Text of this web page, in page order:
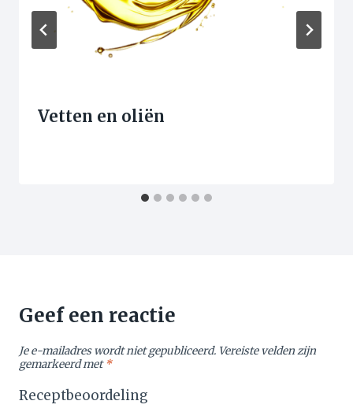
Vetten en oliën
Geef een reactie
Je e-mailadres wordt niet gepubliceerd. Vereiste velden zijn
gemarkeerd met*
Receptbeoordeling